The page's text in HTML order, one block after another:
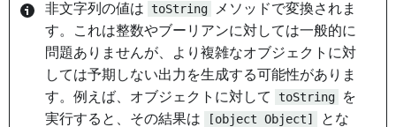
非文字列の値は toString
メソッドで変換されま
す。これは整数やブーリアンに対しては一般的に
問題ありませんが、より複雑なオブジェクトに対
しては予期しない出力を生成する可能性がありま
す。例えば、オブジェクトに対して
toString
を
実行すると、その結果は
[object Object]
とな